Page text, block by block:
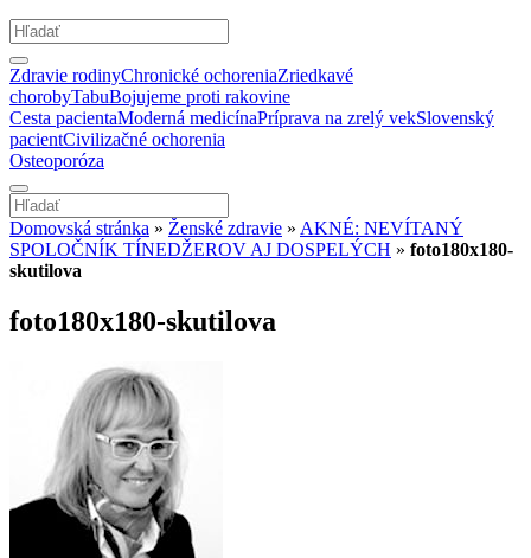
Zdravie rodinyChronické ochoreniaZriedkavé
chorobyTabuBojujeme proti rakovine
Cesta pacientaModerná medicínaPríprava na zrelý vekSlovenský
pacientCivilizačné ochorenia
Osteoporóza
Domovská stránka » Ženské zdravie » AKNÉ: NEVÍTANÝ
SPOLOČNÍK TÍNEDŽEROV AJ DOSPELÝCH » foto180x180-
skutilova
foto180x180-skutilova